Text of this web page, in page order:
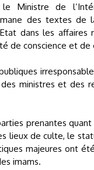
Ministre de
des textes de
dans les affaires
de conscience et de
ministres et des
prenantes
lieux de culte, le
majeures ont
imams.